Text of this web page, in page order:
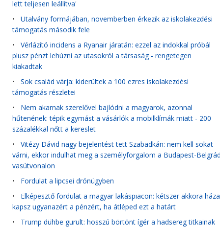
lett teljesen leállítva'
• Utalvány formájában, novemberben érkezik az iskolakezdési
támogatás második fele
• Vérlázító incidens a Ryanair járatán: ezzel az indokkal próbál
plusz pénzt lehúzni az utasokról a társaság - rengetegen
kiakadtak
• Sok család várja: kiderültek a 100 ezres iskolakezdési
támogatás részletei
• Nem akarnak szerelővel bajlódni a magyarok, azonnal
hűtenének: tépik egymást a vásárlók a mobilklímák miatt - 200
százalékkal nőtt a kereslet
• Vitézy Dávid nagy bejelentést tett Szabadkán: nem kell sokat
várni, ekkor indulhat meg a személyforgalom a Budapest-
vasútvonalon
• Fordulat a lipcsei drónügyben
• Elképesztő fordulat a magyar lakáspiacon: kétszer akkora
kapsz ugyanazért a pénzért, ha átléped ezt a határt
• Trump dühbe gurult: hosszú börtönt ígér a hadsereg titkainak